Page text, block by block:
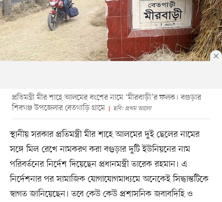
প্রতিমন্ত্রী মীর শাহে আলমের বংশের নামে ‘মীরবাড়ী’র ফলক। বগুড়ার
শিবগঞ্জ উপজেলার বেতগাড়ি গ্রামে
ছবি: প্রথম আলো
স্থানীয় সরকার প্রতিমন্ত্রী মীর শাহে আলমের দুই ছেলের নামের
সঙ্গে মিল রেখে নামকরণ করা বগুড়ার দুটি ইউনিয়নের নাম
পরিবর্তনের নির্দেশ দিয়েছেন প্রধানমন্ত্রী তারেক রহমান। এ
নির্দেশনার পর সামাজিক যোগাযোগমাধ্যমে অনেকেই সিদ্ধান্তটিকে
স্বাগত জানিয়েছেন। তবে কেউ কেউ প্রশাসনিক জবাবদিহি ও